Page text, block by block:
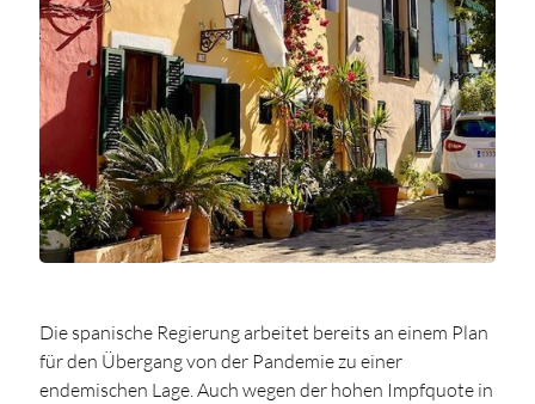
Die spanische Regierung arbeitet bereits an einem Plan
für den Übergang von der Pandemie zu einer
endemischen Lage. Auch wegen der hohen Impfquote in